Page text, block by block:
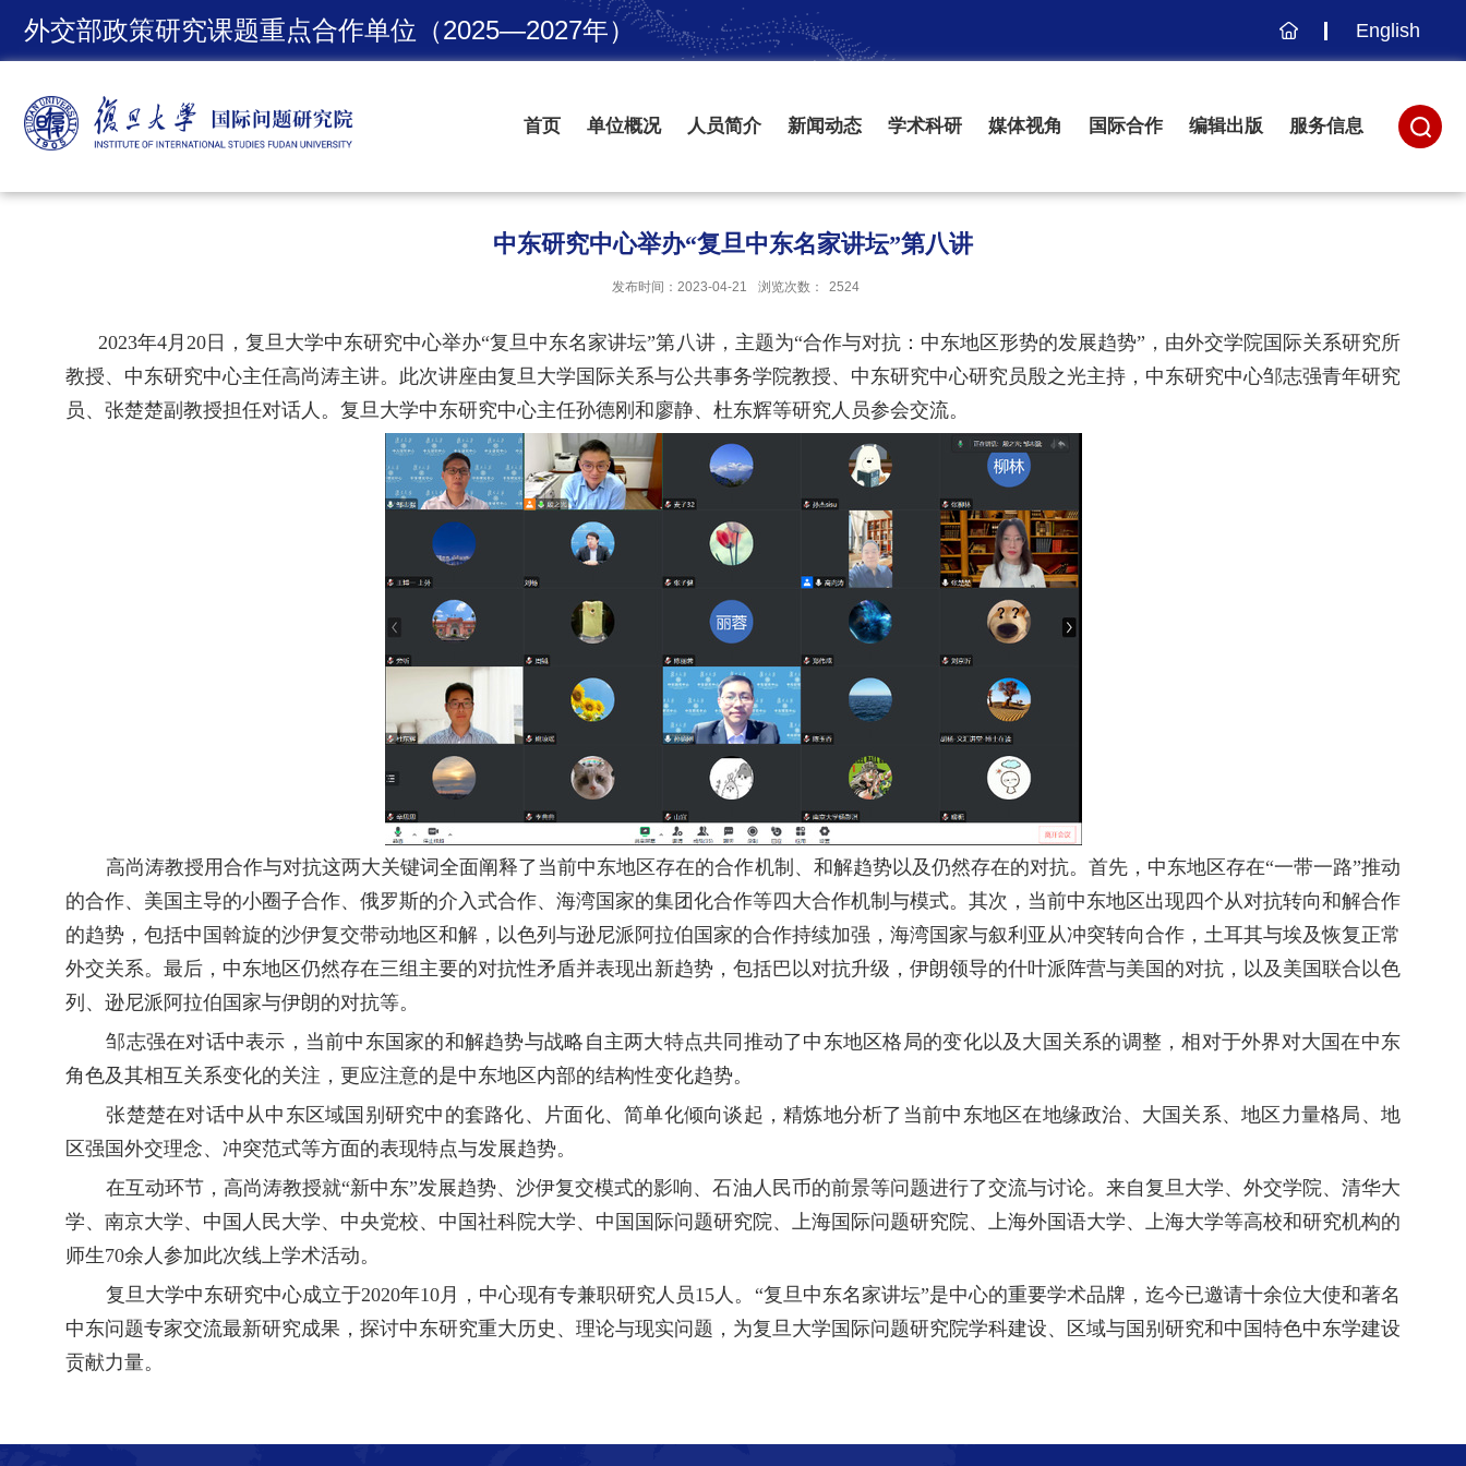
外交部政策研究课题重点合作单位（2025—2027年） 主 English
首页 单位概况 人员简介 新闻动态 学术科研 媒体视角 国际合作 编辑出版 服务信息
中东研究中心举办“复旦中东名家讲坛”第八讲
发布时间：2023-04-21 浏览次数： 2524
2023年4月20 日，复旦大学中东研究中心举办“复旦中东名家讲坛”第八讲，主题为“合作与对抗：中东地区形势的发展趋势”，由外交学院国际关系研究所
教授、中东研究中心主任高尚涛主讲。此次讲座由复旦大学国际关系与公共事务学院教授、中东研究中心研究员殷之光主持，中东研究中心邹志强青年研究
员、张楚楚副教授担任对话人。复旦大学中东研究中心主任孙德刚和廖静、杜东辉等研究人员参会交流。
高尚涛教授用合作与对抗这两大关键词全面阐释了当前中东地区存在的合作机制、和解趋势以及仍然存在的对抗。首先，中东地区存在“一带一路”推动
的合作、美国主导的小圈子合作、俄罗斯的介入式合作、海湾国家的集团化合作等四大合作机制与模式。其次，当前中东地区出现四个从对抗转向和解合作
的趋势，包括中国斡旋的沙伊复交带动地区和解，以色列与逊尼派阿拉伯国家的合作持续加强，海湾国家与叙利亚从冲突转向合作，土耳其与埃及恢复正常
外交关系。最后，中东地区仍然存在三组主要的对抗性矛盾并表现出新趋势，包括巴以对抗升级，伊朗领导的什叶派阵营与美国的对抗，以及美国联合以色
列、逊尼派阿拉伯国家与伊朗的对抗等。
邹志强在对话中表示，当前中东国家的和解趋势与战略自主两大特点共同推动了中东地区格局的变化以及大国关系的调整，相对于外界对大国在中东
角色及其相互关系变化的关注，更应注意的是中东地区内部的结构性变化趋势。
张楚楚在对话中从中东区域国别研究中的套路化、片面化、简单化倾向谈起，精炼地分析了当前中东地区在地缘政治、大国关系、地区力量格局、地
区强国外交理念、冲突范式等方面的表现特点与发展趋势。
在互动环节，高尚涛教授就“新中东”发展趋势、沙伊复交模式的影响、石油人民币的前景等问题进行了交流与讨论。来自复旦大学、外交学院、清华大
学、南京大学、中国人民大学、中央党校、中国社科院大学、中国国际问题研究院、上海国际问题研究院、上海外国语大学、上海大学等高校和研究机构的
师生70余人参加此次线上学术活动。
复旦大学中东研究中心成立于2020年10月，中心现有专兼职研究人员15人。“复旦中东名家讲坛”是中心的重要学术品牌，迄今已邀请十余位大使和著名
中东问题专家交流最新研究成果，探讨中东研究重大历史、理论与现实问题，为复旦大学国际问题研究院学科建设、区域与国别研究和中国特色中东学建设
贡献力量。